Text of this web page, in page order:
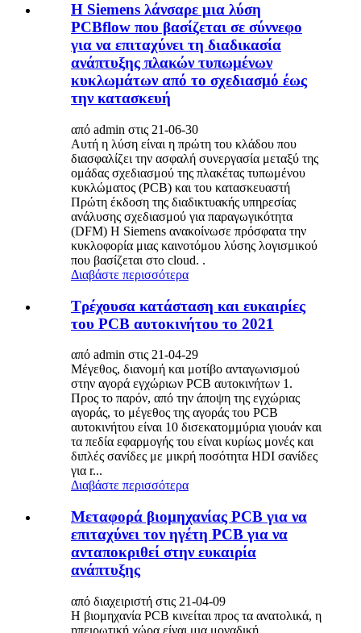
Η Siemens λάνσαρε μια λύση
PCBflow που βασίζεται σε σύννεφο
για να επιταχύνει τη διαδικασία
ανάπτυξης πλακών τυπωμένων
κυκλωμάτων από το σχεδιασμό έως
την κατασκευή
από admin στις 21-06-30
Αυτή η λύση είναι η πρώτη του κλάδου που
διασφαλίζει την ασφαλή συνεργασία μεταξύ της
ομάδας σχεδιασμού της πλακέτας τυπωμένου
κυκλώματος (PCB) και του κατασκευαστή
Πρώτη έκδοση της διαδικτυακής υπηρεσίας
ανάλυσης σχεδιασμού για παραγωγικότητα
(DFM) Η Siemens ανακοίνωσε πρόσφατα την
κυκλοφορία μιας καινοτόμου λύσης λογισμικού
που βασίζεται στο cloud. .
Διαβάστε περισσότερα
Τρέχουσα κατάσταση και ευκαιρίες
του PCB αυτοκινήτου το 2021
από admin στις 21-04-29
Μέγεθος, διανομή και μοτίβο ανταγωνισμού
στην αγορά εγχώριων PCB αυτοκινήτων 1.
Προς το παρόν, από την άποψη της εγχώριας
αγοράς, το μέγεθος της αγοράς του PCB
αυτοκινήτου είναι 10 δισεκατομμύρια γιουάν και
τα πεδία εφαρμογής του είναι κυρίως μονές και
διπλές σανίδες με μικρή ποσότητα HDI σανίδες
για r...
Διαβάστε περισσότερα
Μεταφορά βιομηχανίας PCB για να
επιταχύνει τον ηγέτη PCB για να
ανταποκριθεί στην ευκαιρία
ανάπτυξης
από διαχειριστή στις 21-04-09
Η βιομηχανία PCB κινείται προς τα ανατολικά, η
ηπειρωτική χώρα είναι μια μοναδική